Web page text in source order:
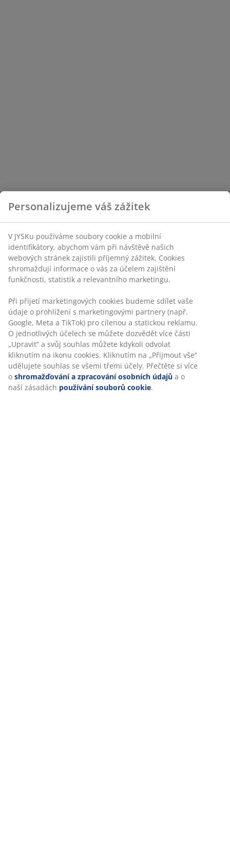
Personalizujeme váš zážitek
V JYSKu používáme soubory cookie a mobilní
identifikátory, abychom vám při návštěvě našich
webových stránek zajistili příjemný zážitek. Cookies
shromažďují informace o vás za účelem zajištění
funkčnosti, statistik a relevantního marketingu.
Při přijetí marketingových cookies budeme sdílet vaše
údaje o prohlížení s marketingovými partnery (např.
Google, Meta a TikTok) pro cílenou a statickou reklamu.
O jednotlivých účelech se můžete dozvědět více části
„Upravit“ a svůj souhlas můžete kdykoli odvolat
kliknutím na ikonu cookies. Kliknutím na „Přijmout vše“
udělujete souhlas se všemi třemi účely. Přečtěte si více
o shromažďování a zpracování osobních údajů a o
naší zásadách používání souborů cookie.